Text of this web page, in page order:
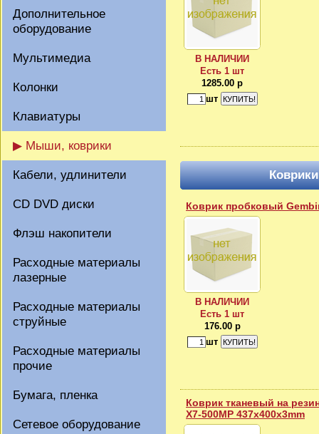
Дополнительное
оборудование
Мультимедиа
Колонки
Клавиатуры
▶ Мыши, коврики
Кабели, удлинители
CD DVD диски
Флэш накопители
Расходные материалы
лазерные
Расходные материалы
струйные
Расходные материалы
прочие
Бумага, пленка
Сетевое оборудование
В НАЛИЧИИ
Есть 1 шт
1285.00 р
шт
Коврики
Коврик пробковый
В НАЛИЧИИ
Есть 1 шт
176.00 р
шт
Коврик тканевый на
X7-500MP 437x400x3mm